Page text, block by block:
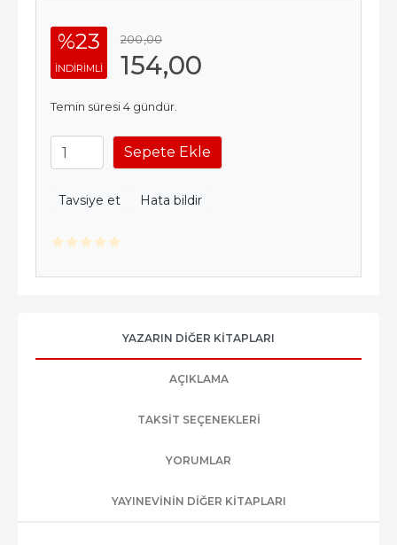
%23
INDIRIMLI
200,00
154,00
Temin süresi 4 gündür.
Sepete Ekle
Tavsiye et Hata bildir
YAZARIN DIĞER KITAPLARI
AÇIKLAMA
TAKSIT SEÇENEKLERI
YORUMLAR
YAYINEVININ DIĞER KITAPLARI